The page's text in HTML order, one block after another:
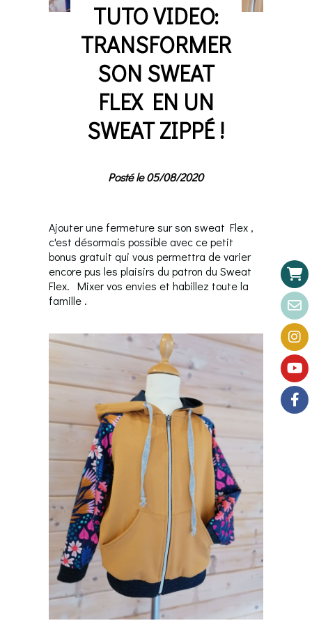
TUTO VIDEO:
TRANSFORMER
SON SWEAT
FLEX EN UN
SWEAT ZIPPÉ !
Posté le 05/08/2020
Ajouter une fermeture sur son sweat Flex ,
c'est désormais possible avec ce petit
bonus gratuit qui vous permettra de varier
encore pus les plaisirs du patron du Sweat
Flex. Mixer vos envies et habillez toute la
famille .